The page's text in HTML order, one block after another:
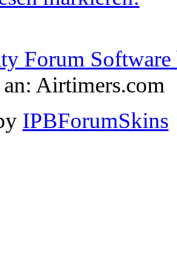
Forum Software
Airtimers.com
IPBForumSkins